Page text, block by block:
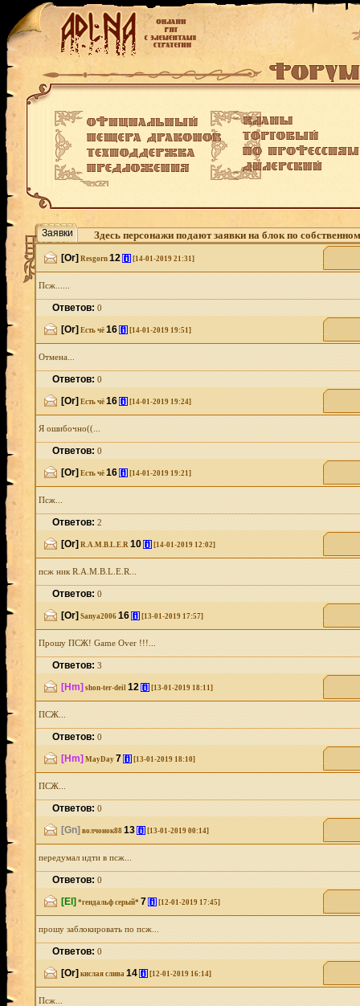
Заявки Здесь персонажи подают заявки на блок по
[Or] Resgorn 12 [i] [14-01-2019 21:31]
Псж......
Ответов:0
[Or] Есть чё 16 [i] [14-01-2019 19:51]
Отмена...
Ответов:0
[Or] Есть чё 16 [i] [14-01-2019 19:24]
Я ошибочно((...
Ответов:0
[Or] Есть чё 16 [i] [14-01-2019 19:21]
Псж...
Ответов:2
[Or] R.A.M.B.L.E.R 10 [i] [14-01-2019 12:02]
псж ник R.A.M.B.L.E.R...
Ответов:0
[Or] Sanya2006 16 [i] [13-01-2019 17:57]
Прошу ПСЖ! Game Over !!!...
Ответов:3
[Hm] shon-ter-deil 12 [i] [13-01-2019 18:11]
ПСЖ...
Ответов:0
[Hm] MayDay 7 [i] [13-01-2019 18:10]
ПСЖ...
Ответов:0
[Gn] волчонок88 13 [i] [13-01-2019 00:14]
передумал идти в псж...
Ответов:0
[El] *гендальф серый* 7 [i] [12-01-2019 17:45]
прошу заблокировать по псж...
Ответов:0
[Or] кислая слива 14 [i] [12-01-2019 16:14]
Псж...